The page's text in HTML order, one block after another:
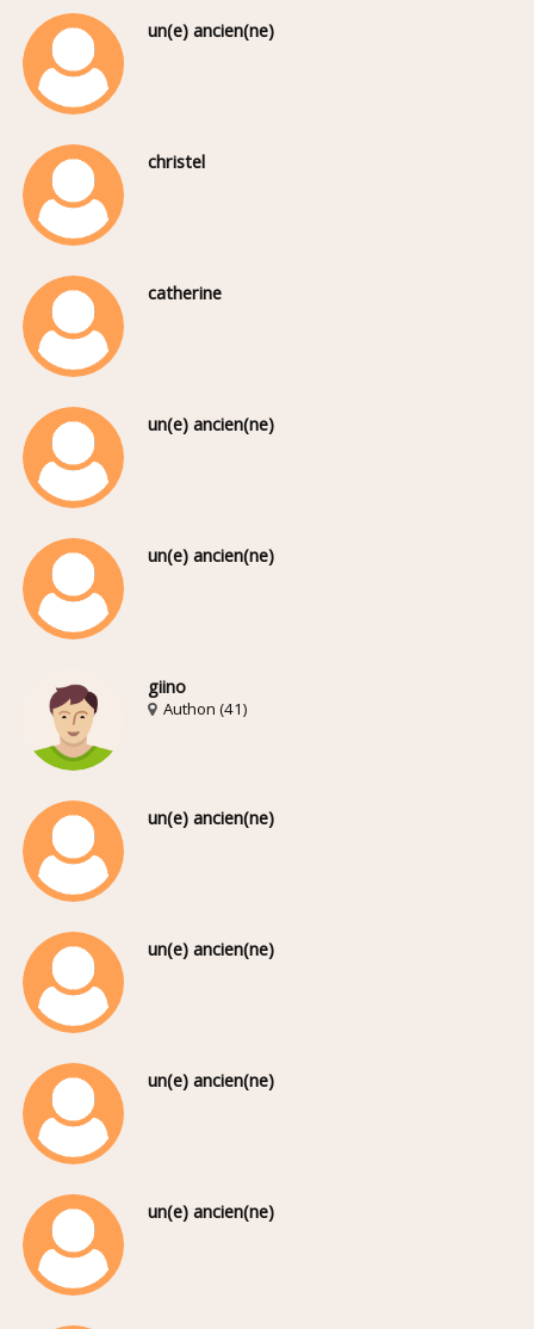
un(e) ancien(ne)
christel
catherine
un(e) ancien(ne)
un(e) ancien(ne)
giino
Authon (41)
un(e) ancien(ne)
un(e) ancien(ne)
un(e) ancien(ne)
un(e) ancien(ne)